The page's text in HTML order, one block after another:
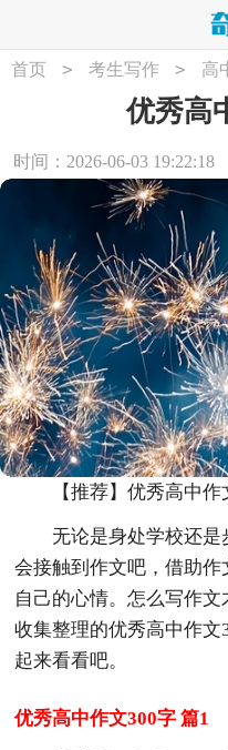
首页 > 考生写作 > 高
优秀高
时间：2026-06-03 19:22:18
【推荐】优秀高中
无论是身处学校还
会接触到作文吧，借助
自己的心情。怎么写作
收集整理的优秀高中作
起来看看吧。
优秀高中作文300字 篇1